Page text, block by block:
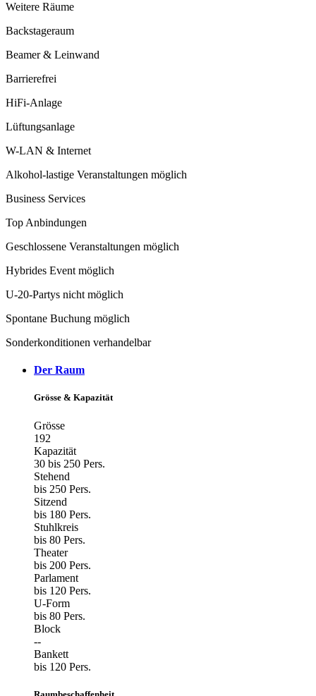
Weitere Räume
Backstageraum
Beamer & Leinwand
Barrierefrei
HiFi-Anlage
Lüftungsanlage
W-LAN & Internet
Alkohol-lastige Veranstaltungen möglich
Business Services
Top Anbindungen
Geschlossene Veranstaltungen möglich
Hybrides Event möglich
U-20-Partys nicht möglich
Spontane Buchung möglich
Sonderkonditionen verhandelbar
Der Raum
Grösse & Kapazität
Grösse
192
Kapazität
30 bis 250 Pers.
Stehend
bis 250 Pers.
Sitzend
bis 180 Pers.
Stuhlkreis
bis 80 Pers.
Theater
bis 200 Pers.
Parlament
bis 120 Pers.
U-Form
bis 80 Pers.
Block
--
Bankett
bis 120 Pers.